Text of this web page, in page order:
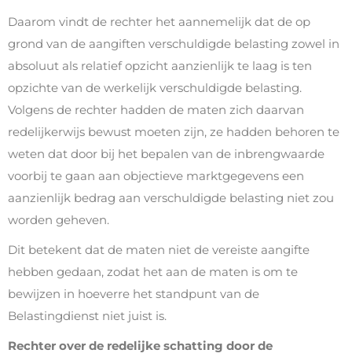
Daarom vindt de rechter het aannemelijk dat de op
grond van de aangiften verschuldigde belasting zowel in
absoluut als relatief opzicht aanzienlijk te laag is ten
opzichte van de werkelijk verschuldigde belasting.
Volgens de rechter hadden de maten zich daarvan
redelijkerwijs bewust moeten zijn, ze hadden behoren te
weten dat door bij het bepalen van de inbrengwaarde
voorbij te gaan aan objectieve marktgegevens een
aanzienlijk bedrag aan verschuldigde belasting niet zou
worden geheven.
Dit betekent dat de maten niet de vereiste aangifte
hebben gedaan, zodat het aan de maten is om te
bewijzen in hoeverre het standpunt van de
Belastingdienst niet juist is.
Rechter over de redelijke schatting door de